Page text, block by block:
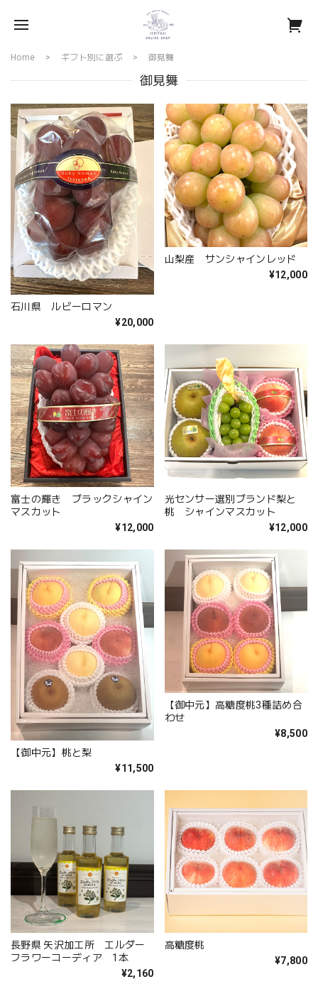
Home ギフト別に選ぶ 御見舞
御見舞
石川県 ルビーロマン
¥20,000
山梨産 サンシャインレッド
¥12,000
富士の輝き ブラックシャイン
マスカット
¥12,000
光センサー選別ブランド梨と
桃 シャインマスカット
¥12,000
【御中元】桃と梨
¥11,500
【御中元】高糖度桃3種詰め合
わせ
¥8,500
長野県 矢沢加工所 エルダー
フラワーコーディア 1本
¥2,160
高糖度桃
¥7,800